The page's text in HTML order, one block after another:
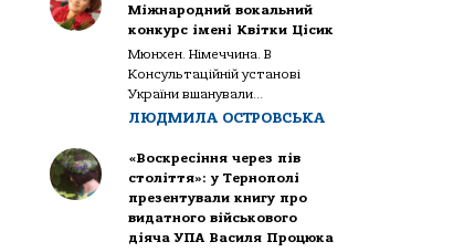
Міжнародний вокальний
конкурс імені Квітки Цісик
Мюнхен. Німеччина. В
Консультаційній установі
України вшанували...
ЛЮДМИЛА ОСТРОВСЬКА
«Воскресіння через пів
століття»: у Тернополі
презентували книгу про
видатного військового
діяча УПА Василя Процюка